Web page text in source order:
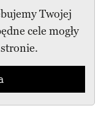
Twojej
cele mogły
stronie.